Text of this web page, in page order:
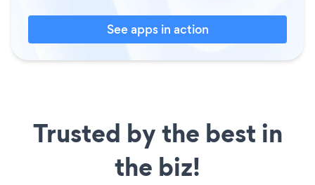
See apps in action
Trusted by the best in
the biz!